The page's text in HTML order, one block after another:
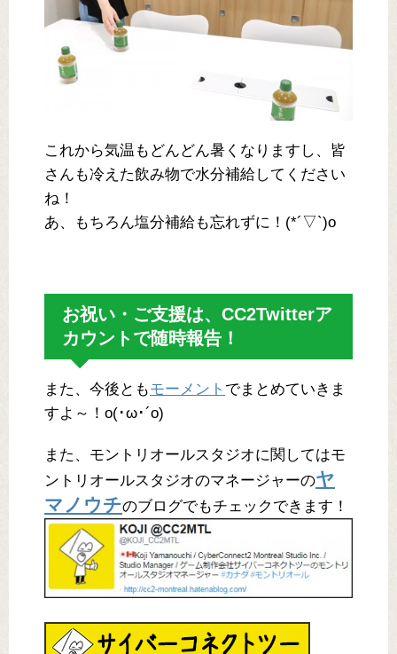
これから気温もどんどん暑くなりますし、皆
さんも冷えた飲み物で水分補給してください
ね！
あ、もちろん塩分補給も忘れずに！(*´▽`)o
お祝い・ご支援は、CC2Twitterア
カウントで随時報告！
また、今後ともモーメント でまとめていきま
すよ～！o(･ω･´o)
また、モントリオールスタジオに関してはモ
ントリオールスタジオのマネージャーのヤ
マノウチのブログでもチェックできます！